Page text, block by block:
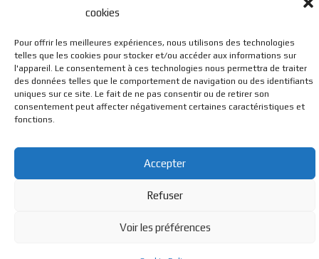
cookies
Pour offrir les meilleures expériences, nous utilisons des technologies
telles que les cookies pour stocker et/ou accéder aux informations sur
l'appareil. Le consentement à ces technologies nous permettra de traiter
des données telles que le comportement de navigation ou des identifiants
uniques sur ce site. Le fait de ne pas consentir ou de retirer son
consentement peut affecter négativement certaines caractéristiques et
fonctions.
Accepter
Refuser
Voir les préférences
FX 010
© BL Optique - 22 Rue de la Cueille - 39170 Lavans Les St